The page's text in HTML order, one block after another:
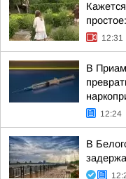
12:31
В
12:24
В